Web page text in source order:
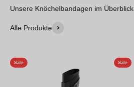
Unsere Knöchelbandagen im Überblick
Alle Produkte
Sale Sale